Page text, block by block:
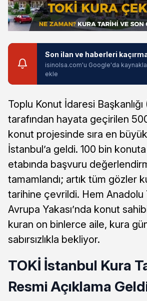
Son ilan ve haberleri
isinolsa.com'u Google'da
ekle
Toplu Konut İdaresi Başkanlığı
tarafından hayata geçirilen
konut projesinde sıra en
İstanbul’a geldi. 100 bin
etabında başvuru
tamamlandı; artık tüm gözler
tarihine çevrildi. Hem Anadolu
Avrupa Yakası’nda konut
kuran on binlerce aile, kura
sabırsızlıkla bekliyor.
TOKİ İstanbul Kura
Resmi Açıklama